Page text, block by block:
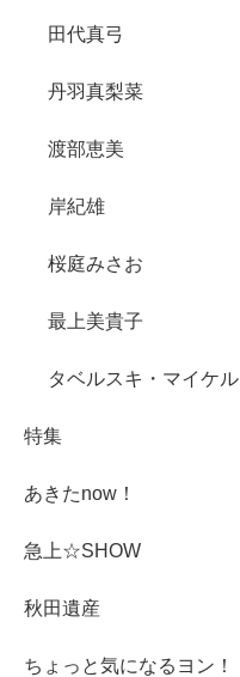
田代真弓
丹羽真梨菜
渡部恵美
岸紀雄
桜庭みさお
最上美貴子
タベルスキ・マイケル
特集
あきたnow！
急上☆SHOW
秋田遺産
ちょっと気になるヨン！